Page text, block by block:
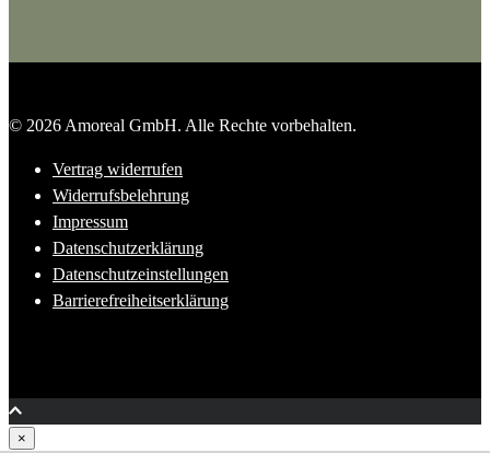
© 2026 Amoreal GmbH. Alle Rechte vorbehalten.
Vertrag widerrufen
Widerrufsbelehrung
Impressum
Datenschutzerklärung
Datenschutzeinstellungen
Barrierefreiheitserklärung
×